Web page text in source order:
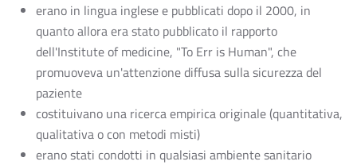
erano in lingua inglese e pubblicati dopo il 2000, in
quanto allora era stato pubblicato il rapporto
dell'Institute of medicine, "To Err is Human", che
promuoveva un'attenzione diffusa sulla sicurezza del
paziente
costituivano una ricerca empirica originale (quantitativa,
qualitativa o con metodi misti)
erano stati condotti in qualsiasi ambiente sanitario